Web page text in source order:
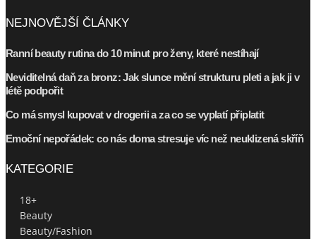
NEJNOVĚJŠÍ ČLÁNKY
Ranní beauty rutina do 10 minut pro ženy, které nestíhají
Neviditelná daň za bronz: Jak slunce mění strukturu pleti a jak ji v
létě podpořit
Co má smysl kupovat v drogerii a za co se vyplatí připlatit
Emoční nepořádek: co nás doma stresuje víc než neuklizená skříň
KATEGORIE
18+
Beauty
Beauty/Fashion